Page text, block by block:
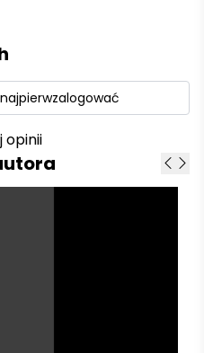
zalogować
opinii